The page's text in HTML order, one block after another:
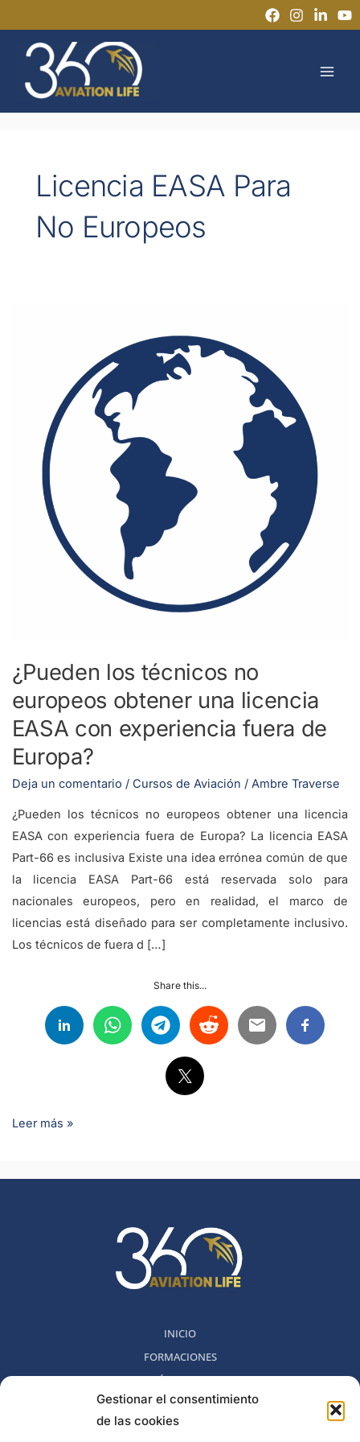
Gestionar el consentimiento
de las cookies
al
contenido
Licencia EASA Para
No Europeos
¿Pueden los técnicos no
europeos obtener una licencia
EASA con experiencia fuera de
Europa?
Deja un comentario / Cursos de Aviación / Ambre Traverse
¿Pueden los técnicos no europeos obtener una licencia
EASA con experiencia fuera de Europa? La licencia EASA
Part-66 es inclusiva Existe una idea errónea común de que
la licencia EASA Part-66 está reservada solo para
nacionales europeos, pero en realidad, el marco de
licencias está diseñado para ser completamente inclusivo.
Los técnicos de fuera d […]
Share this...
europeos
obtener
licencia
experiencia
Leer más »
INICIO
FORMACIONES
MÉTODO 360
COMUNIDAD
NOSOTROS